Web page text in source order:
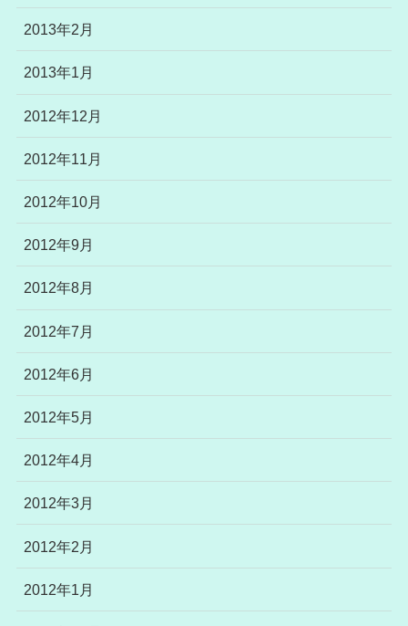
2013年2月
2013年1月
2012年12月
2012年11月
2012年10月
2012年9月
2012年8月
2012年7月
2012年6月
2012年5月
2012年4月
2012年3月
2012年2月
2012年1月